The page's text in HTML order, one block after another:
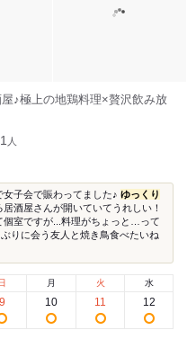
♪極上の地鶏料理×贅沢飲み放
人
女子会で賑わってました♪ ゆっくり
酒屋さんが開いていてうれしい！
個室ですが...料理がちょっと…って
りに会う友人と焼き鳥食べたいね
日
9
月
10
火
11
水
12